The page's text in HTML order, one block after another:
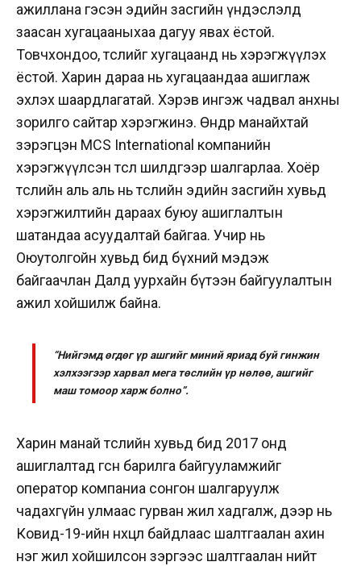
ажиллана гэсэн эдийн засгийн үндэслэлд
заасан хугацааныхаа дагуу явах ёстой.
Товчхондоо, төслийг хугацаанд нь хэрэгжүүлэх
ёстой. Харин дараа нь хугацаандаа ашиглаж
эхлэх шаардлагатай. Хэрэв ингэж чадвал анхны
зорилго сайтар хэрэгжинэ. Өнөөдөр манайхтай
зэрэгцэн MCS International компанийн
хэрэгжүүлсэн төсөл шилдгээр шалгарлаа. Хоёр
төслийн аль аль нь төслийн эдийн засгийн хувьд
хэрэгжилтийн дараах буюу ашиглалтын
шатандаа асуудалтай байгаа. Учир нь
Оюутолгойн хувьд бид бүхний мэдэж
байгаачлан Далд уурхайн бүтээн байгуулалтын
ажил хойшилж байна.
“Нийгэмд өгдөг үр ашгийг миний яриад буй гинжин
хэлхээгээр харвал мега төслийн үр нөлөө, ашгийг
маш томоор харж болно”.
Харин манай төслийн хувьд бид 2017 онд
ашиглалтад өгсөн барилга байгууламжийг
оператор компаниа сонгон шалгаруулж
чадахгүйн улмаас гурван жил хадгалж, дээр нь
Ковид-19-ийн нөхцөл байдлаас шалтгаалан ахин
нэг жил хойшилсон зэргээс шалтгаалан нийт